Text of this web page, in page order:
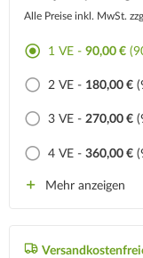
Alle Preise inkl. MwSt.
1 VE - 90,00 €
2 VE - 180,00 €
3 VE - 270,00 €
4 VE - 360,00 €
Mehr anzeigen